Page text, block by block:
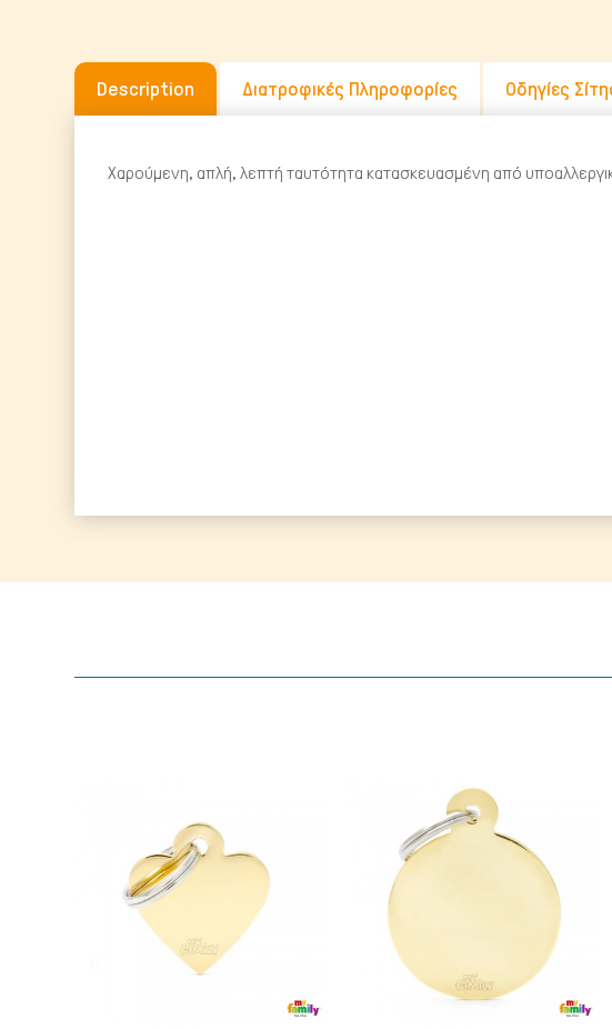
Description Διατροφικές Πληροφορίες Οδηγίες
Χαρούμενη, απλή, λεπτή ταυτότητα κατασκευασμένη από